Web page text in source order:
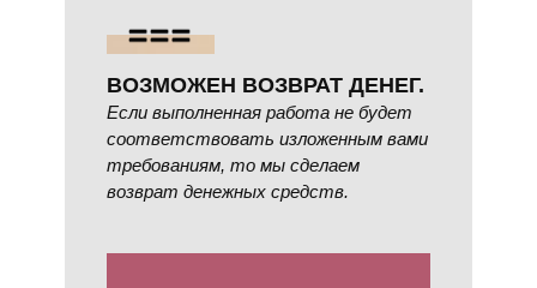
ВОЗМОЖЕН ВОЗВРАТ ДЕНЕГ.
Если выполненная работа не будет
соответствовать изложенным вами
требованиям, то мы сделаем
возврат денежных средств.